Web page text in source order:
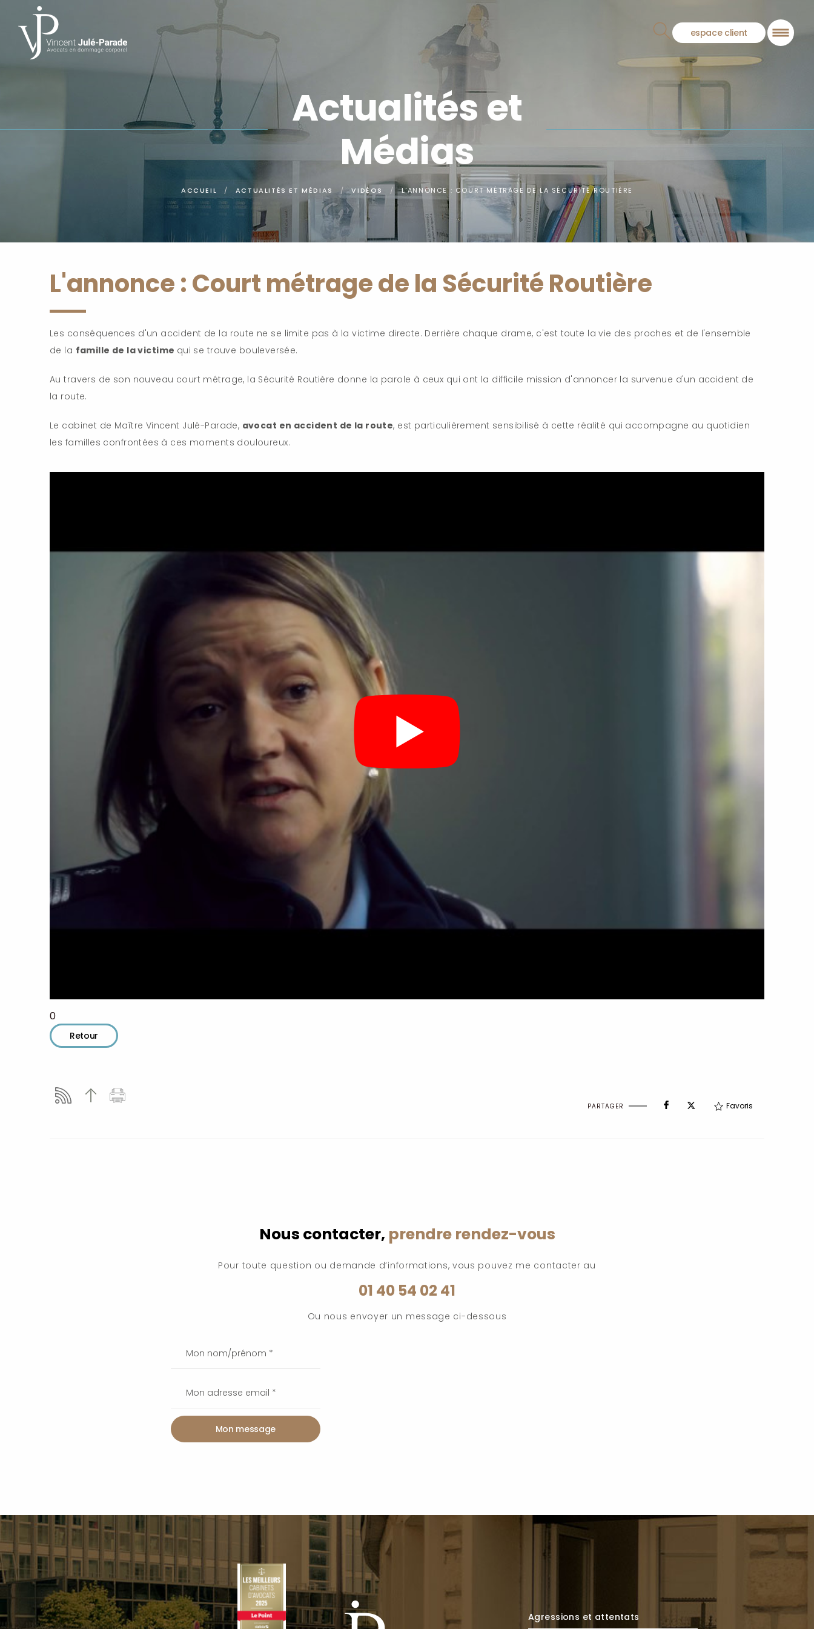
Panneau de gestion des cookies
espace client
Actualités et
Médias
ACCUEIL ACTUALITÉS ET MÉDIAS VIDÉOS L'ANNONCE : COURT MÉTRAGE DE LA SÉCURITÉ ROUTIÈRE
L'annonce : Court métrage de la Sécurité Routière
Les conséquences d'un accident de la route ne se limite pas à la victime directe. Derrière chaque drame, c'est toute la vie des proches et de l'ensemble
de la famille de la victime qui se trouve bouleversée.
Au travers de son nouveau court métrage, la Sécurité Routière donne la parole à ceux qui ont la difficile mission d'annoncer la survenue d'un accident de
la route.
Le cabinet de Maître Vincent Julé-Parade, avocat en accident de la route, est particulièrement sensibilisé à cette réalité qui accompagne au quotidien
les familles confrontées à ces moments douloureux.
0
Retour
PARTAGER Favoris
Nous contacter, prendre rendez-vous
Pour toute question ou demande d’informations, vous pouvez me contacter au
01 40 54 02 41
Ou nous envoyer un message ci-dessous
Mon message
Agressions et attentats